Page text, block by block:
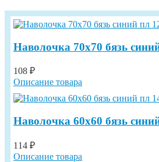
Наволочка 70х70 бязь
108 ₽
Описание товара
Наволочка 60х60 бязь
114 ₽
Описание товара